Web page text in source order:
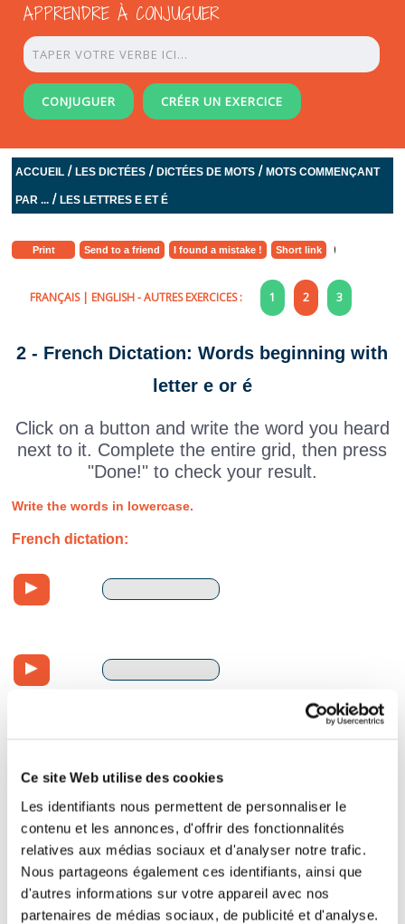
Ce site Web utilise des cookies
Les identifiants nous permettent de personnaliser le
contenu et les annonces, d'offrir des fonctionnalités
relatives aux médias sociaux et d'analyser notre trafic.
Nous partageons également ces identifiants, ainsi que
d'autres informations sur votre appareil avec nos
partenaires de médias sociaux, de publicité et d'analyse.
APPRENDRE À CONJUGUER
CONJUGUER CRÉER UN EXERCICE
ACCUEIL /LES DICTÉES /DICTÉES DE MOTS /MOTS COMMENÇANT
PAR ... /LES LETTRES E ET É
Print Send to a friend I found a mistake ! Short link
FRANÇAIS| ENGLISH- AUTRES EXERCICES : 1 2 3
2 - French Dictation: Words beginning with
letter e or é
Click on a button and write the word you heard
next to it. Complete the entire grid, then press
"Done!" to check your result.
Write the words in lowercase.
French dictation: